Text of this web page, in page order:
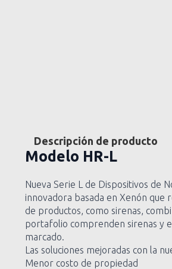
Descripción de producto
Modelo HR-L
Nueva Serie L de Dispositivos de
innovadora basada en Xenón que
de productos, como sirenas,
portafolio comprenden sirenas y
marcado.
Las soluciones mejoradas con la
Menor costo de propiedad